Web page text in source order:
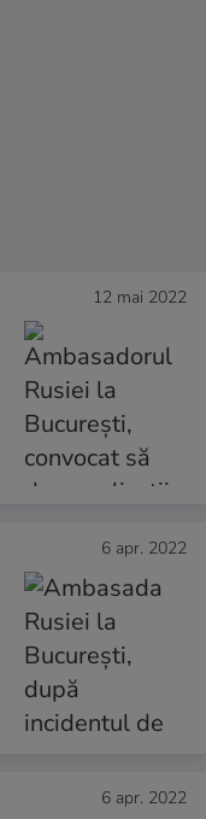
12 mai 2022
6 apr. 2022
6 apr. 2022